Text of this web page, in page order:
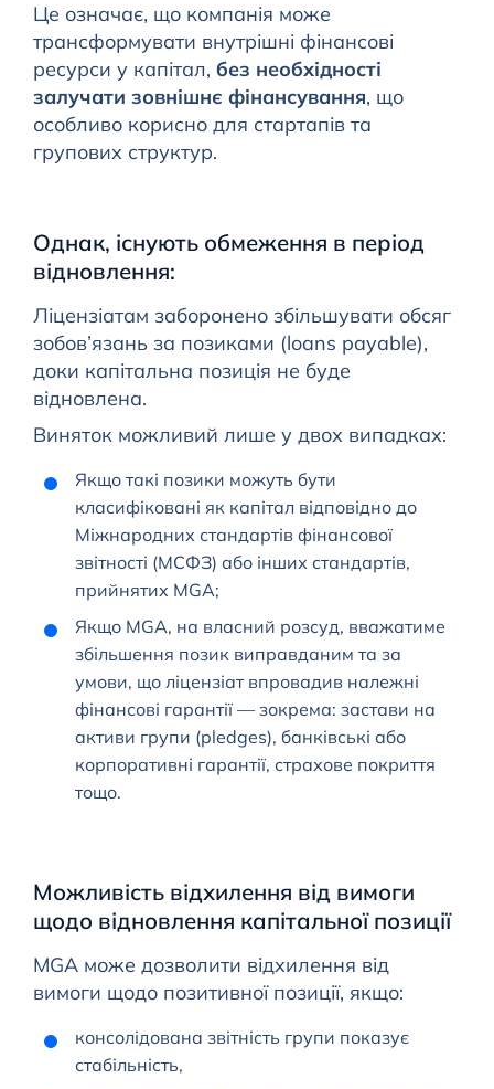
Це означає, що компанія може
трансформувати внутрішні фінансові
ресурси у капітал, без необхідності
залучати зовнішнє фінансування, що
особливо корисно для стартапів та
групових структур.
Однак, існують обмеження в період
відновлення:
Ліцензіатам заборонено збільшувати обсяг
зобов’язань за позиками (loans payable),
доки капітальна позиція не буде
відновлена.
Виняток можливий лише у двох випадках:
Якщо такі позики можуть бути
класифіковані як капітал відповідно до
Міжнародних стандартів фінансової
звітності (МСФЗ) або інших стандартів,
прийнятих MGA;
Якщо MGA, на власний розсуд, вважатиме
збільшення позик виправданим та за
умови, що ліцензіат впровадив належні
фінансові гарантії — зокрема: застави на
активи групи (pledges), банківські або
корпоративні гарантії, страхове покриття
тощо.
Можливість відхилення від вимоги
щодо відновлення капітальної позиції
MGA може дозволити відхилення від
вимоги щодо позитивної позиції, якщо:
консолідована звітність групи показує
стабільність,